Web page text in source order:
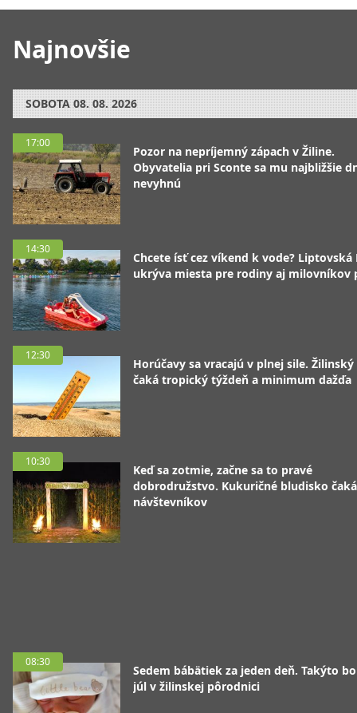
Najnovšie
SOBOTA 08. 08. 2026
17:00
Pozor na nepríjemný zápach v Žiline.
Obyvatelia pri Sconte sa mu najbližšie
nevyhnú
14:30
Chcete ísť cez víkend k vode? Liptovská
ukrýva miesta pre rodiny aj milovníkov
12:30
Horúčavy sa vracajú v plnej sile.
čaká tropický týždeň a minimum dažďa
10:30
Keď sa zotmie, začne sa to pravé
dobrodružstvo. Kukuričné bludisko
návštevníkov
08:30
Sedem bábätiek za jeden deň. Takýto
júl v žilinskej pôrodnici